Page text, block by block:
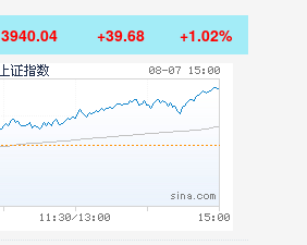
3940.04 +39.68 +1.02%